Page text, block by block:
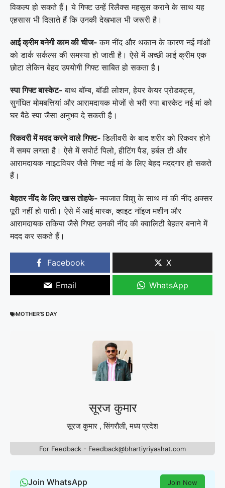
विकल्प हो सकते हैं। ये गिफ्ट उन्हें रिलैक्स महसूस कराने के साथ यह
एहसास भी दिलाते हैं कि उनकी देखभाल भी जरूरी है।
आई क्रीम बनेगी काम की चीज-कम नींद और थकान के कारण नई मांओं
को डार्क सर्कल्स की समस्या हो जाती है। ऐसे में अच्छी आई क्रीम एक
छोटा लेकिन बेहद उपयोगी गिफ्ट साबित हो सकता है।
स्पा गिफ्ट बास्केट-बाथ बॉम्ब, बॉडी लोशन, हेयर केयर प्रोडक्ट्स,
सुगंधित मोमबत्तियां और आरामदायक मोजों से भरी स्पा बास्केट नई मां को
घर बैठे स्पा जैसा अनुभव दे सकती है।
रिकवरी में मदद करने वाले गिफ्ट-डिलीवरी के बाद शरीर को रिकवर होने
में समय लगता है। ऐसे में सपोर्ट पिलो, हीटिंग पैड, हर्बल टी और
आरामदायक नाइटवियर जैसे गिफ्ट नई मां के लिए बेहद मददगार हो सकते
हैं।
बेहतर नींद के लिए खास तोहफे-नवजात शिशु के साथ मां की नींद अक्सर
पूरी नहीं हो पाती। ऐसे में आई मास्क, व्हाइट नॉइज मशीन और
आरामदायक तकिया जैसे गिफ्ट उनकी नींद की क्वालिटी बेहतर बनाने में
मदद कर सकते हैं।
Facebook X
Email WhatsApp
MOTHER’S DAY
सूरज कुमार
सूरज कुमार , सिंगरौली, मध्य प्रदेश
For Feedback - Feedback@bhartiyriyashat.com
Join WhatsApp Join Now